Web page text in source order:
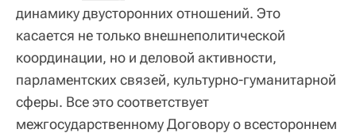
динамику двусторонних отношений. Это
касается не только внешнеполитической
координации, но и деловой активности,
парламентских связей, культурно-гуманитарной
сферы. Все это соответствует
межгосударственному Договору о всестороннем